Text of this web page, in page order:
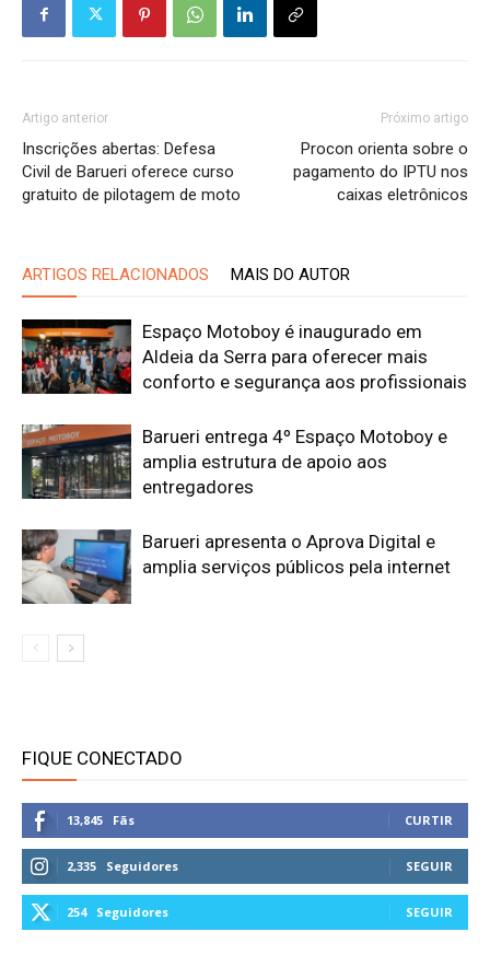
Artigo anterior
Inscrições abertas: Defesa
Civil de Barueri oferece curso
gratuito de pilotagem de moto
Próximo artigo
Procon orienta sobre o
pagamento do IPTU nos
caixas eletrônicos
ARTIGOS RELACIONADOS MAIS DO AUTOR
Espaço Motoboy é inaugurado em
Aldeia da Serra para oferecer mais
conforto e segurança aos profissionais
Barueri entrega 4º Espaço Motoboy e
amplia estrutura de apoio aos
entregadores
Barueri apresenta o Aprova Digital e
amplia serviços públicos pela internet
FIQUE CONECTADO
13,845 Fãs CURTIR
2,335 Seguidores SEGUIR
254 Seguidores SEGUIR